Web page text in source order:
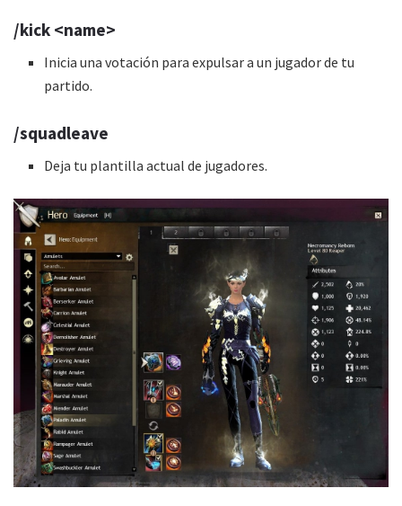
/kick <name>
Inicia una votación para expulsar a un jugador de tu
partido.
/squadleave
Deja tu plantilla actual de jugadores.